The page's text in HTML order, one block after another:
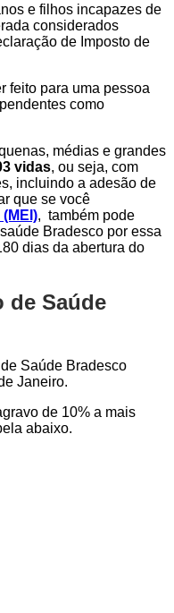
e filhos incapazes de
considerados
de Imposto de
feito para uma pessoa
como
médias e grandes
vidas, ou seja, com
incluindo a adesão de
que se você
, também pode
Bradesco por essa
dias da abertura do
de Saúde
Saúde Bradesco
Janeiro.
de 10% a mais
abaixo.